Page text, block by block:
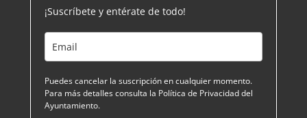
¡Suscríbete y entérate de todo!
Puedes cancelar la suscripción en cualquier momento.
Para más detalles consulta la Política de Privacidad del
Ayuntamiento.